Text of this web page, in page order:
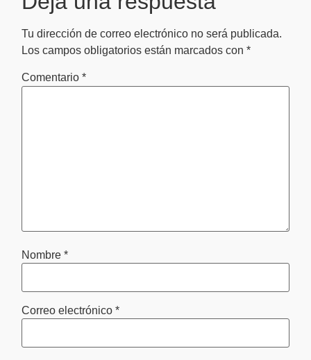
Tu dirección de correo electrónico no será publicada.
Los campos obligatorios están marcados con*
Comentario*
Nombre*
Correo electrónico*